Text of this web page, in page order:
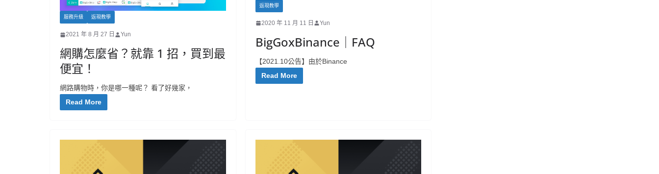
服務升級 返現教學
2021 年 8 月 27 日 Yun
網購怎麼省？就靠 1 招，買到最
便宜！
網路購物時，你是哪一種呢？ 看了好幾家，
Read More
返現教學
2020 年 11 月 11 日 Yun
BigGoxBinance｜FAQ
【2021.10公告】由於Binance
Read More